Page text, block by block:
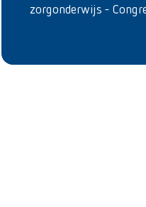
zorgonderwijs -